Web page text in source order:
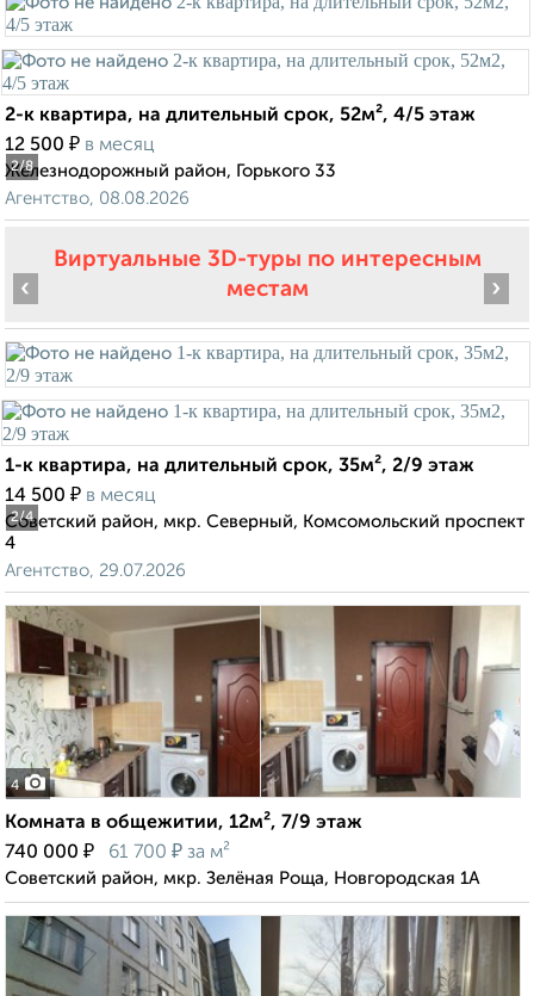
2/8
2-к квартира, на длительный срок, 52м², 4/5 этаж
12 500 ₽ в месяц
Железнодорожный район, Горького 33
Агентство, 08.08.2026
Виртуальные 3D-туры по интересным
местам
2/4
‹ ›
1-к квартира, на длительный срок, 35м², 2/9 этаж
14 500 ₽ в месяц
Советский район, мкр. Северный, Комсомольский проспект
4
Агентство, 29.07.2026
4
Комната в общежитии, 12м², 7/9 этаж
740 000 ₽ 61 700 ₽ за м²
Советский район, мкр. Зелёная Роща, Новгородская 1А